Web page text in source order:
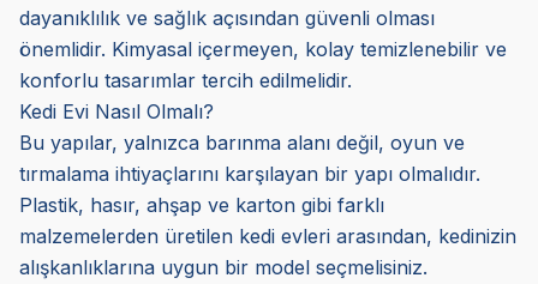
dayanıklılık ve sağlık açısından güvenli olması
önemlidir. Kimyasal içermeyen, kolay temizlenebilir ve
konforlu tasarımlar tercih edilmelidir.
Kedi Evi Nasıl Olmalı?
Bu yapılar, yalnızca barınma alanı değil, oyun ve
tırmalama ihtiyaçlarını karşılayan bir yapı olmalıdır.
Plastik, hasır, ahşap ve karton gibi farklı
malzemelerden üretilen kedi evleri arasından, kedinizin
alışkanlıklarına uygun bir model seçmelisiniz.